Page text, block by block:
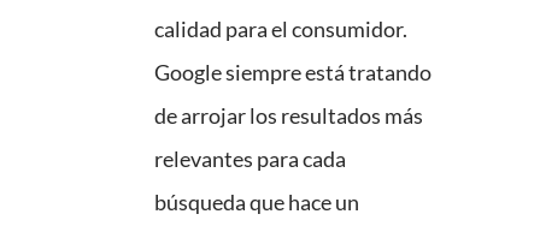
calidad para el consumidor.
Google siempre está tratando
de arrojar los resultados más
relevantes para cada
búsqueda que hace un